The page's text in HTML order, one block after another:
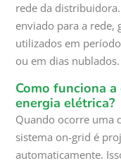
rede da
enviado para a rede,
utilizados em
ou em dias nublados.
Como funciona
energia elétrica?
Quando ocorre uma
sistema on-grid é
automaticamente.